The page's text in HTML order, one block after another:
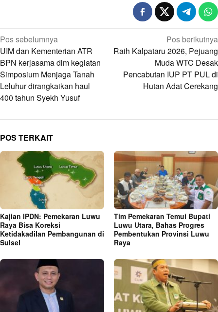
Navigasi
pos
Pos sebelumnya
UIM dan Kementerian ATR
BPN kerjasama dlm kegiatan
Simposium Menjaga Tanah
Leluhur dirangkaikan haul
400 tahun Syekh Yusuf
Pos berikutnya
Raih Kalpataru 2026, Pejuang
Muda WTC Desak
Pencabutan IUP PT PUL di
Hutan Adat Cerekang
POS TERKAIT
Kajian IPDN: Pemekaran Luwu
Raya Bisa Koreksi
Ketidakadilan Pembangunan di
Sulsel
Tim Pemekaran Temui Bupati
Luwu Utara, Bahas Progres
Pembentukan Provinsi Luwu
Raya